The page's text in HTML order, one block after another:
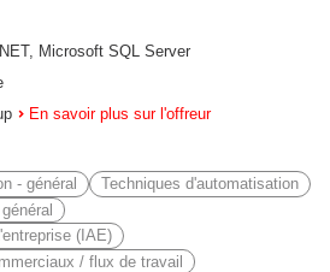
Microsoft SQL Server
En savoir plus sur l'offreur
- général
Techniques d'automatisation
(IAE)
/ flux de travail